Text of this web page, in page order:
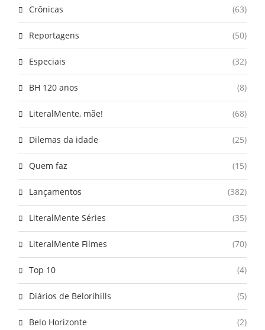
Crônicas (63)
Reportagens (50)
Especiais (32)
BH 120 anos (8)
LiteralMente, mãe! (68)
Dilemas da idade (25)
Quem faz (15)
Lançamentos (382)
LiteralMente Séries (35)
LiteralMente Filmes (70)
Top 10 (4)
Diários de Belorihills (5)
Belo Horizonte (2)